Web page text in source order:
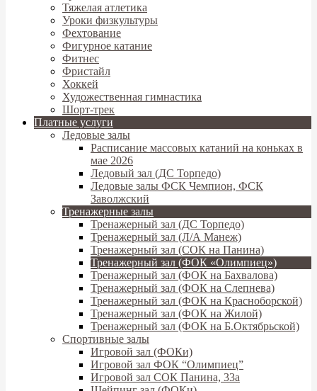
Тяжелая атлетика
Уроки физкультуры
Фехтование
Фигурное катание
Фитнес
Фристайл
Хоккей
Художественная гимнастика
Шорт-трек
Платные услуги
Ледовые залы
Расписание массовых катаний на коньках в
мае 2026
Ледовый зал (ДС Торпедо)
Ледовые залы ФСК Чемпион, ФСК
Заволжский
Тренажерные залы
Тренажерный зал (ДС Торпедо)
Тренажерный зал (Л/А Манеж)
Тренажерный зал (СОК на Панина)
Тренажерный зал (ФОК «Олимпиец»)
Тренажерный зал (ФОК на Бахвалова)
Тренажерный зал (ФОК на Слепнева)
Тренажерный зал (ФОК на Красноборской)
Тренажерный зал (ФОК на Жилой)
Тренажерный зал (ФОК на Б.Октябрьской)
Спортивные залы
Игровой зал (ФОКи)
Игровой зал ФОК “Олимпиец”
Игровой зал СОК Панина, 33а